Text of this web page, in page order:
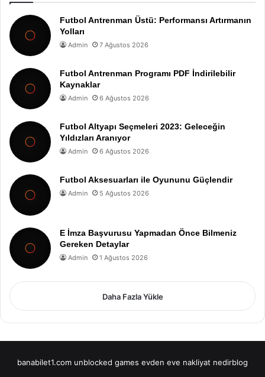
Futbol Antrenman Üstü: Performansı Artırmanın
Yolları
Admin 7 Ağustos 2026
Futbol Antrenman Programı PDF İndirilebilir
Kaynaklar
Admin 6 Ağustos 2026
Futbol Altyapı Seçmeleri 2023: Geleceğin
Yıldızları Aranıyor
Admin 6 Ağustos 2026
Futbol Aksesuarları ile Oyununu Güçlendir
Admin 5 Ağustos 2026
E İmza Başvurusu Yapmadan Önce Bilmeniz
Gereken Detaylar
Admin 1 Ağustos 2026
Daha Fazla Yükle
banabilet1.com unblocked games evden eve nakliyat nedirblog